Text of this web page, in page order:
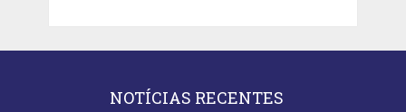
NOTÍCIAS RECENTES